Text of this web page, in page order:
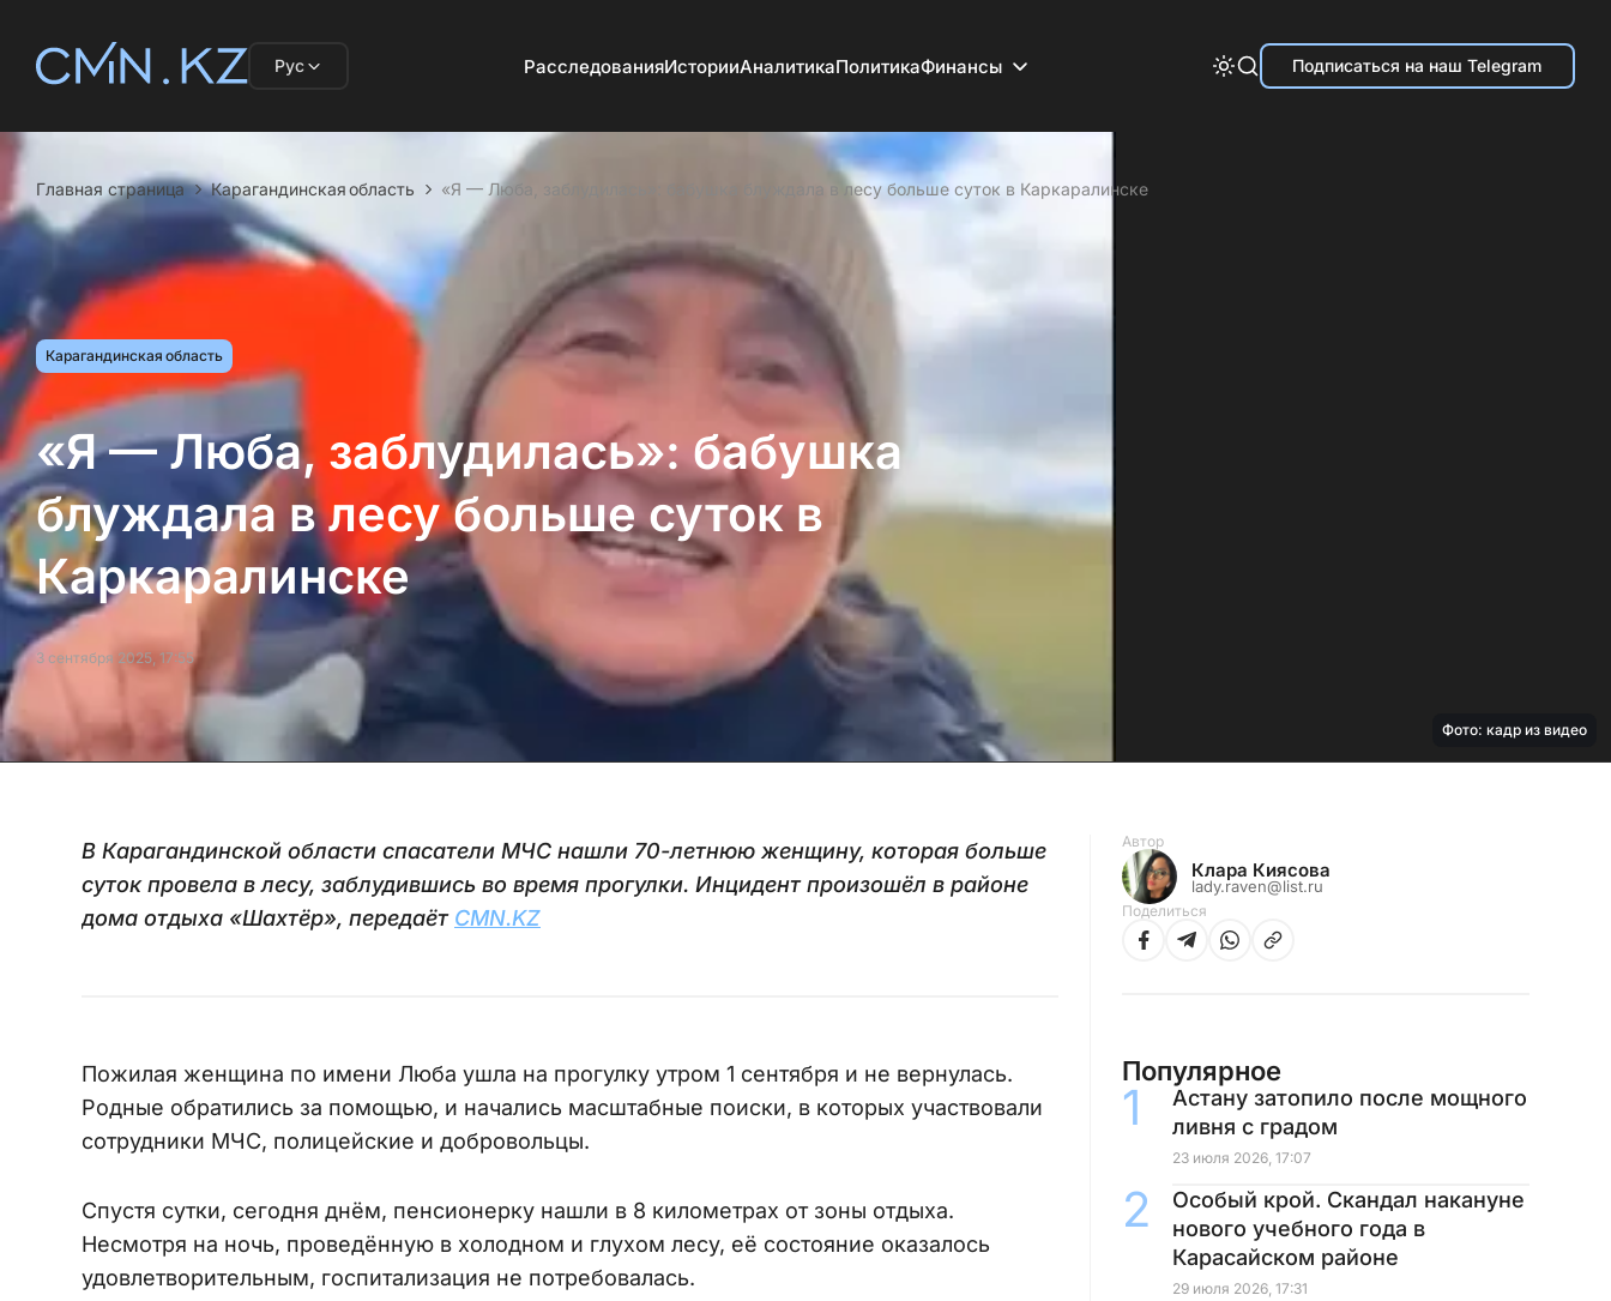
Рус РасследованияИсторииАналитикаПолитикаФинансы Подписаться на наш Telegram
Главная страница Карагандинская область «Я — Люба, заблудилась»: бабушка блуждала в лесу больше суток в Каркаралинске
Карагандинская область
«Я — Люба, заблудилась»: бабушка
блуждала в лесу больше суток в
Каркаралинске
3 сентября 2025, 17:55
Фото: кадр из видео
В Карагандинской области спасатели МЧС нашли 70-летнюю женщину, которая больше
суток провела в лесу, заблудившись во время прогулки. Инцидент произошёл в районе
дома отдыха «Шахтёр», передаёт CMN.KZ
Пожилая женщина по имени Люба ушла на прогулку утром 1 сентября и не вернулась.
Родные обратились за помощью, и начались масштабные поиски, в которых участвовали
сотрудники МЧС, полицейские и добровольцы.
Спустя сутки, сегодня днём, пенсионерку нашли в 8 километрах от зоны отдыха.
Несмотря на ночь, проведённую в холодном и глухом лесу, её состояние оказалось
удовлетворительным, госпитализация не потребовалась.
Автор
Клара Киясова
lady.raven@list.ru
Поделиться
Популярное
Астану затопило после мощного
ливня с градом
23 июля 2026, 17:07
Особый крой. Скандал накануне
нового учебного года в
Карасайском районе
29 июля 2026, 17:31